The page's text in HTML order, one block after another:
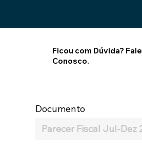
Ficou com Dúvida? Fale
Conosco.
Documento